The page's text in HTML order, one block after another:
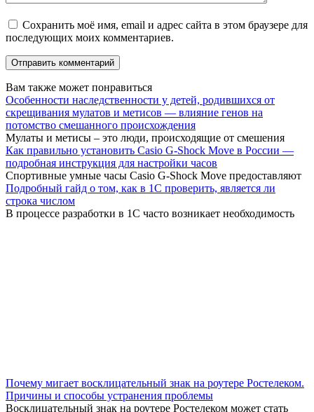
Сохранить моё имя, email и адрес сайта в этом браузере для
последующих моих комментариев.
Вам также может понравиться
Особенности наследственности у детей, родившихся от
скрещивания мулатов и метисов — влияние генов на
потомство смешанного происхождения
Мулаты и метисы – это люди, происходящие от смешения
Как правильно установить Casio G-Shock Move в России —
подробная инструкция для настройки часов
Спортивные умные часы Casio G-Shock Move предоставляют
Подробный гайд о том, как в 1С проверить, является ли
строка числом
В процессе разработки в 1С часто возникает необходимость
Почему мигает восклицательный знак на роутере Ростелеком.
Причины и способы устранения проблемы
Восклицательный знак на роутере Ростелеком может стать